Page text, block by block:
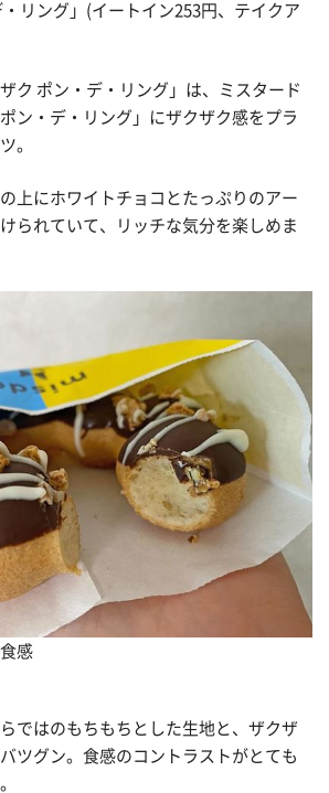
・リング」(イートイン253円、テイクア
ク ポン・デ・リング」は、ミスタード
ン・デ・リング」にザクザク感をプラ
。
上にホワイトチョコとたっぷりのアー
られていて、リッチな気分を楽しめま
感
ではのもちもちとした生地と、ザクザ
ツグン。食感のコントラストがとても